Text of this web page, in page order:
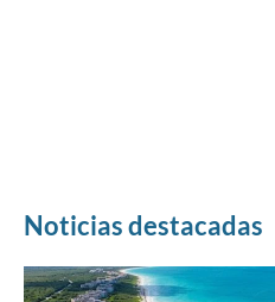
Noticias destacadas